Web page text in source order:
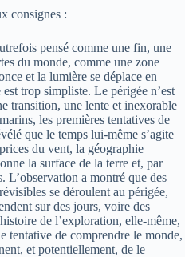
consignes :
pensé comme une fin, une
du monde, comme une zone
et la lumière se déplace en
trop simpliste. Le périgée n’est
transition, une lente et inexorable
les premières tentatives de
que le temps lui-même s’agite
du vent, la géographie
la surface de la terre et, par
L’observation a montré que des
se déroulent au périgée,
sur des jours, voire des
de l’exploration, elle-même,
tentative de comprendre le monde,
et potentiellement, de le